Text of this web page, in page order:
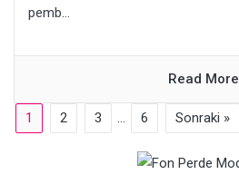
pemb...
Read More
1 2 3 … 6 Sonraki »